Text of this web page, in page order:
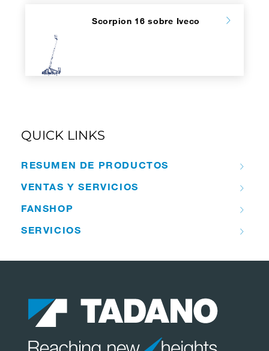
Scorpion 16 sobre Iveco
QUICK LINKS
RESUMEN DE PRODUCTOS
VENTAS Y SERVICIOS
FANSHOP
SERVICIOS